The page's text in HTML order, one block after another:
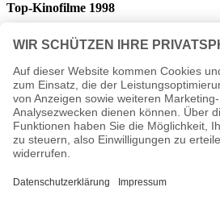
Top-Kinofilme 1998
Kinofilm
Zuschauer
Titanic 18.081.331
Armageddon 5.334.975
Mulan 4.397.291
Der Pferdeflüsterer 4.397.291
Der Soldat James Ryan 3.945.619
Der Staatsfeind Nr. 1 3.749.146
Deep Impact 3.214.201